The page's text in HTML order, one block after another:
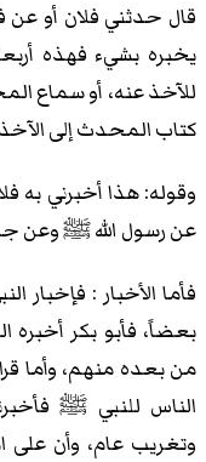
قال حدثني فلان أو عن
يخبره بشيء فهذه
للآخذ عنه، أو سماع
كتاب المحدث إلى الآخذ
وقوله: هذا أخبرني
عن رسول الله ﷺ وعن
فأما الأخبار :
بعضاً، فأبو بكر
من بعده منهم، وأما
الناس للنبي ﷺ
وتغريب عام، وأن